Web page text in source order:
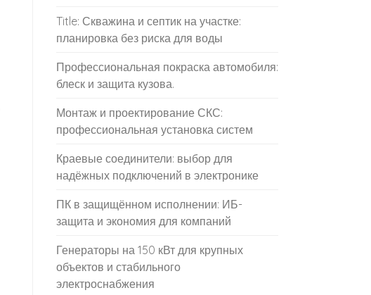
Title: Скважина и септик на участке:
планировка без риска для воды
Профессиональная покраска автомобиля:
блеск и защита кузова.
Монтаж и проектирование СКС:
профессиональная установка систем
Краевые соединители: выбор для
надёжных подключений в электронике
ПК в защищённом исполнении: ИБ-
защита и экономия для компаний
Генераторы на 150 кВт для крупных
объектов и стабильного
электроснабжения